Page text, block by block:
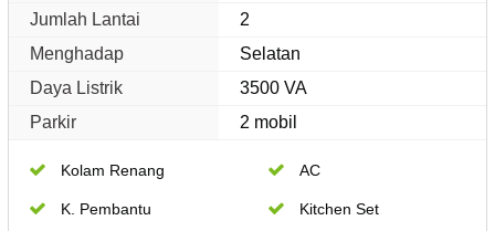
Jumlah Lantai
2
Menghadap
Selatan
Daya Listrik
3500 VA
Parkir
2 mobil
Kolam Renang AC
K. Pembantu Kitchen Set